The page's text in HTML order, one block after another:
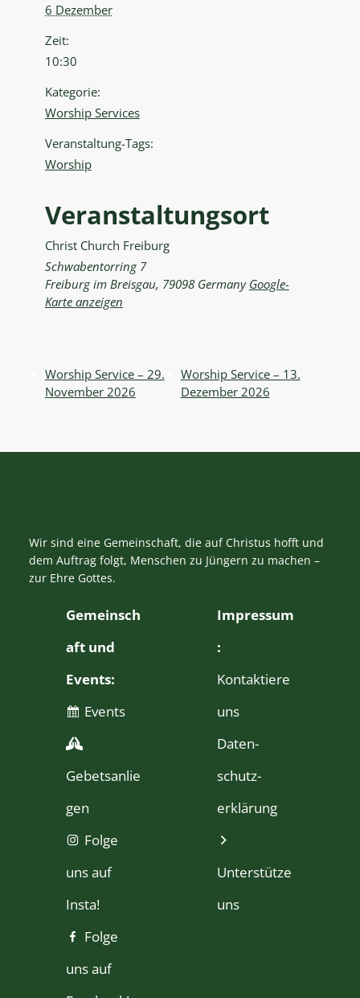
6 Dezember
Zeit:
10:30
Kategorie:
Worship Services
Veranstaltung-Tags:
Worship
Veranstaltungsort
Christ Church Freiburg
Schwabentorring 7
Freiburg im Breisgau, 79098 Germany Google-
Karte anzeigen
Worship Service – 29.
November 2026
Worship Service – 13.
Dezember 2026
Wir sind eine Gemeinschaft, die auf Christus hofft und
dem Auftrag folgt, Menschen zu Jüngern zu machen –
zur Ehre Gottes.
Gemeinsch
aft und
Events:
Events
Gebetsanlie
gen
Folge
uns auf
Insta!
Folge
uns auf
Impressum
:
Kontaktiere
uns
Daten­
schutz­
erklärung
Unterstütze
uns